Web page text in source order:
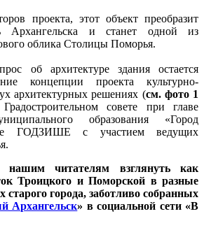
проекта, этот объект преобразит
Архангельска и станет одной из
облика Столицы Поморья.
об архитектуре здания остается
концепции проекта культурно-
архитектурных решениях (см. фото 1
совете при главе
образования «Город
ГОДЗИШЕ с участием ведущих
читателям взглянуть как
Троицкого и Поморской в разные
города, заботливо собранных
Архангельск» в социальной сети «В